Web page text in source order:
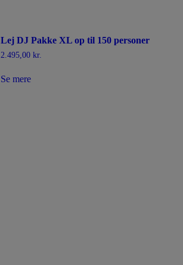
Lej DJ Pakke XL op til 150 personer
2.495,00 kr.
Se mere